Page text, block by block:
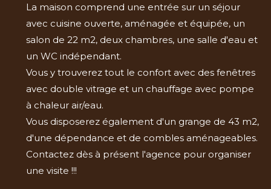
La maison comprend une entrée sur un séjour
avec cuisine ouverte, aménagée et équipée, un
salon de 22 m2, deux chambres, une salle d'eau et
un WC indépendant.
Vous y trouverez tout le confort avec des fenêtres
avec double vitrage et un chauffage avec pompe
à chaleur air/eau.
Vous disposerez également d'un grange de 43 m2,
d'une dépendance et de combles aménageables.
Contactez dès à présent l'agence pour organiser
une visite !!!